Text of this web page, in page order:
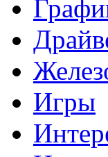
Игры